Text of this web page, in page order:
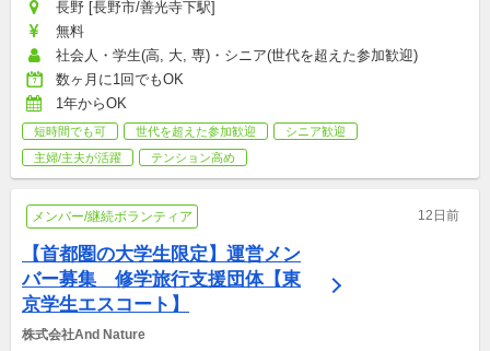
長野 [長野市/善光寺下駅]
無料
社会人・学生(高, 大, 専)・シニア(世代を超えた参加歓迎)
数ヶ月に1回でもOK
1年からOK
短時間でも可 世代を超えた参加歓迎
シニア歓迎
主婦/主夫が活躍
テンション高め
メンバー/継続ボランティア 12日前
【首都圏の大学生限定】運営メン
バー募集　修学旅行支援団体【東
京学生エスコート】
株式会社And Nature